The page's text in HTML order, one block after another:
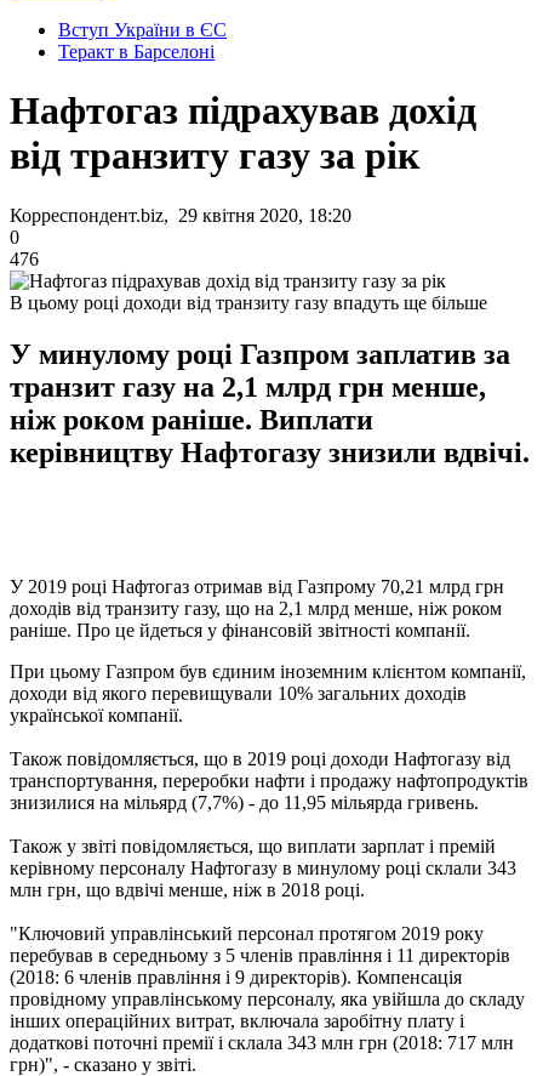
Вступ України в ЄС
Теракт в Барселоні
Нафтогаз підрахував дохід
від транзиту газу за рік
Корреспондент.biz, 29 квітня 2020, 18:20
0
476
В цьому році доходи від транзиту газу впадуть ще більше
У минулому році Газпром заплатив за
транзит газу на 2,1 млрд грн менше,
ніж роком раніше. Виплати
керівництву Нафтогазу знизили вдвічі.
У 2019 році Нафтогаз отримав від Газпрому 70,21 млрд грн
доходів від транзиту газу, що на 2,1 млрд менше, ніж роком
раніше. Про це йдеться у фінансовій звітності компанії.
При цьому Газпром був єдиним іноземним клієнтом компанії,
доходи від якого перевищували 10% загальних доходів
української компанії.
Також повідомляється, що в 2019 році доходи Нафтогазу від
транспортування, переробки нафти і продажу нафтопродуктів
знизилися на мільярд (7,7%) - до 11,95 мільярда гривень.
Також у звіті повідомляється, що виплати зарплат і премій
керівному персоналу Нафтогазу в минулому році склали 343
млн грн, що вдвічі менше, ніж в 2018 році.
"Ключовий управлінський персонал протягом 2019 року
перебував в середньому з 5 членів правління і 11 директорів
(2018: 6 членів правління і 9 директорів). Компенсація
провідному управлінському персоналу, яка увійшла до складу
інших операційних витрат, включала заробітну плату і
додаткові поточні премії і склала 343 млн грн (2018: 717 млн ​​
грн)", - сказано у звіті.